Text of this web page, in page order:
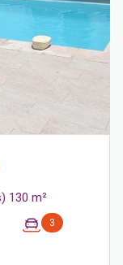
Maison 8 pièce(s) 5 chambre(s) 130 m²
3